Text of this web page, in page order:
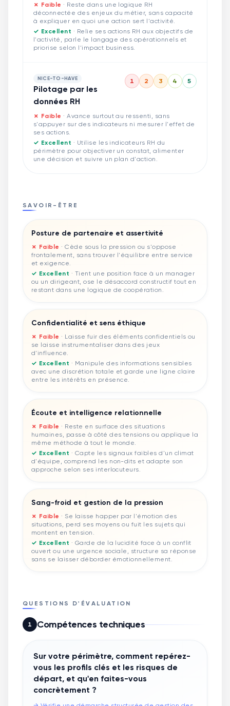
✗ Faible · Reste dans une logique RH
déconnectée des enjeux du métier, sans capacité
à expliquer en quoi une action sert l'activité.
✓ Excellent · Relie ses actions RH aux objectifs de
l'activité, parle le langage des opérationnels et
priorise selon l'impact business.
NICE-TO-HAVE
Pilotage par les
données RH
1 2 3 4 5
✗ Faible ·Avance surtout au ressenti, sans
s'appuyer sur des indicateurs ni mesurer l'effet de
ses actions.
✓ Excellent · Utilise les indicateurs RH du
périmètre pour objectiver un constat, alimenter
une décision et suivre un plan d'action.
SAVOIR-ÊTRE
Posture de partenaire et assertivité
✗ Faible ·Cède sous la pression ou s'oppose
frontalement, sans trouver l'équilibre entre service
et exigence.
✓ Excellent · Tient une position face à un manager
ou un dirigeant, ose le désaccord constructif tout en
restant dans une logique de coopération.
Confidentialité et sens éthique
✗ Faible · Laisse fuir des éléments confidentiels ou
se laisse instrumentaliser dans des jeux
d'influence.
✓ Excellent · Manipule des informations sensibles
avec une discrétion totale et garde une ligne claire
entre les intérêts en présence.
Écoute et intelligence relationnelle
✗ Faible · Reste en surface des situations
humaines, passe à côté des tensions ou applique la
même méthode à tout le monde.
✓ Excellent · Capte les signaux faibles d'un climat
d'équipe, comprend les non-dits et adapte son
approche selon ses interlocuteurs.
Sang-froid et gestion de la pression
✗ Faible · Se laisse happer par l'émotion des
situations, perd ses moyens ou fuit les sujets qui
montent en tension.
✓ Excellent · Garde de la lucidité face à un conflit
ouvert ou une urgence sociale, structure sa réponse
sans se laisser déborder émotionnellement.
QUESTIONS D'ÉVALUATION
1 Compétences techniques
Sur votre périmètre, comment repérez-
vous les profils clés et les risques de
départ, et qu'en faites-vous
concrètement ?